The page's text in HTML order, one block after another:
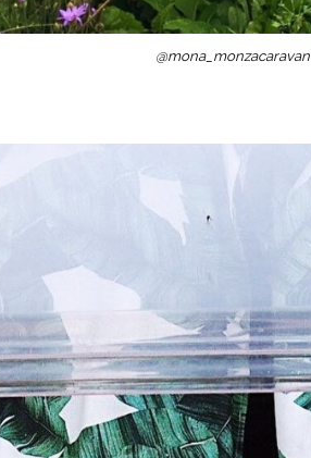
@mona_monzacaravan